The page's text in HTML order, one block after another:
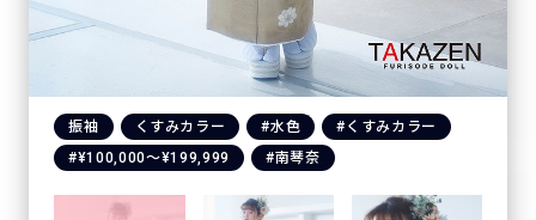
振袖 くすみカラー #水色
#くすみカラー
#¥100,000〜¥199,999
#南琴奈